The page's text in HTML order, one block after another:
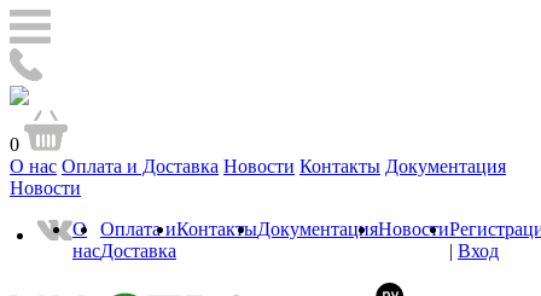
0
О нас Оплата и Доставка Новости Контакты Документация
Новости
О
нас
Оплата и
Доставка
КонтактыДокументацияНовости
| Вход